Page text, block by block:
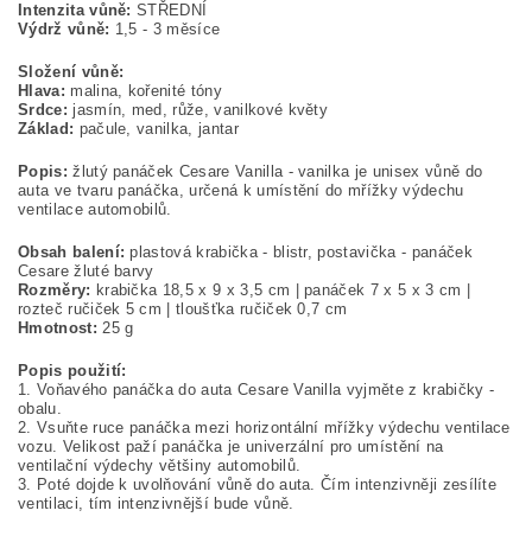
Intenzita vůně:STŘEDNÍ
Výdrž vůně: 1,5 - 3 měsíce
Složení vůně:
Hlava: malina, kořenité tóny
Srdce: jasmín, med, růže, vanilkové květy
Základ: pačule, vanilka, jantar
Popis: žlutý panáček Cesare Vanilla - vanilka je unisex vůně do
auta ve tvaru panáčka, určená k umístění do mřížky výdechu
ventilace automobilů.
Obsah balení: plastová krabička - blistr, postavička - panáček
Cesare žluté barvy
Rozměry: krabička 18,5 x 9 x 3,5 cm | panáček 7 x 5 x 3 cm |
rozteč ručiček 5 cm | tloušťka ručiček 0,7 cm
Hmotnost: 25 g
Popis použití:
1. Voňavého panáčka do auta Cesare Vanilla vyjměte z krabičky -
obalu.
2. Vsuňte ruce panáčka mezi horizontální mřížky výdechu ventilace
vozu. Velikost paží panáčka je univerzální pro umístění na
ventilační výdechy většiny automobilů.
3. Poté dojde k uvolňování vůně do auta. Čím intenzivněji zesílíte
ventilaci, tím intenzivnější bude vůně.